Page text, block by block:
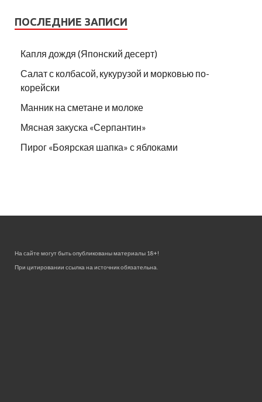
ПОСЛЕДНИЕ ЗАПИСИ
Капля дождя (Японский десерт)
Салат с колбасой, кукурузой и морковью по-
корейски
Манник на сметане и молоке
Мясная закуска «Серпантин»
Пирог «Боярская шапка» с яблоками
На сайте могут быть опубликованы материалы 18+!
При цитировании ссылка на источник обязательна.